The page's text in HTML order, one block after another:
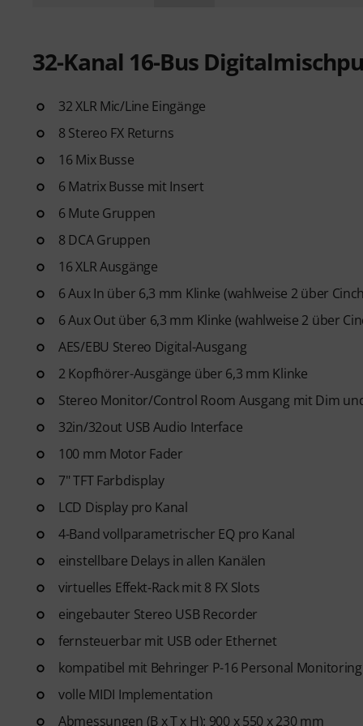
32-Kanal 16-Bus
32 XLR Mic/Line Eingänge
8 Stereo FX Returns
16 Mix Busse
6 Matrix Busse mit Insert
6 Mute Gruppen
8 DCA Gruppen
16 XLR Ausgänge
6 Aux In über 6,3 mm Klinke (wahlweise 2 über
6 Aux Out über 6,3 mm Klinke (wahlweise 2 über
AES/EBU Stereo Digital-Ausgang
2 Kopfhörer-Ausgänge über 6,3 mm Klinke
Stereo Monitor/Control Room Ausgang mit Dim
32in/32out USB Audio Interface
100 mm Motor Fader
7" TFT Farbdisplay
LCD Display pro Kanal
4-Band vollparametrischer EQ pro Kanal
einstellbare Delays in allen Kanälen
virtuelles Effekt-Rack mit 8 FX Slots
eingebauter Stereo USB Recorder
fernsteuerbar mit USB oder Ethernet
kompatibel mit Behringer P-16 Personal
volle MIDI Implementation
Abmessungen (B x T x H): 900 x 550 x 230 mm